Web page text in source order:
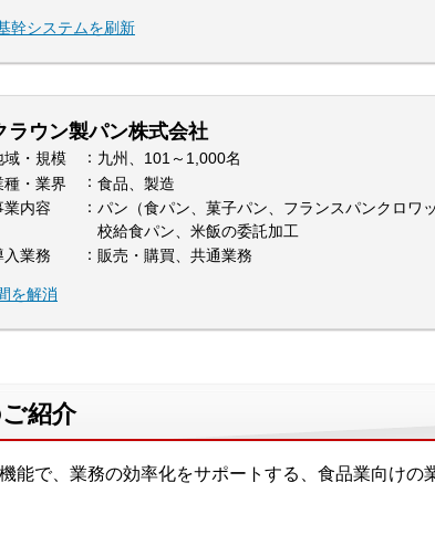
幹システムを刷新
ラウン製パン株式会社
域・規模
九州、101～1,000名
種・業界
食品、製造
業内容
パン（食パン、菓子パン、フランスパンクロワ
校給食パン、米飯の委託加工
入業務
販売・購買、共通業務
を解消
紹介
能で、業務の効率化をサポートする、食品業向けの